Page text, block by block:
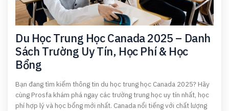
Du Học Trung Học Canada 2025 – Danh
Sách Trường Uy Tín, Học Phí & Học
Bổng
Bạn đang tìm kiếm thông tin du học trung học Canada 2025? Hãy
cùng Prosfa khám phá ngay các trường trung học uy tín nhất, học
phí hợp lý và học bổng mới nhất. Canada nổi tiếng với chất lượng